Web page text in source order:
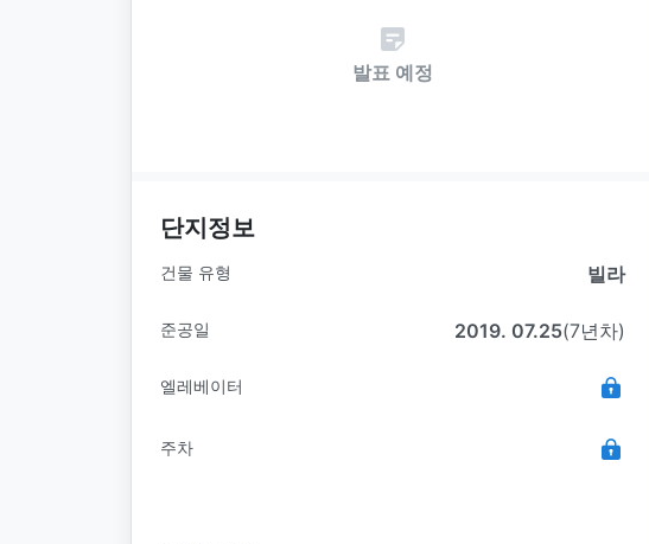
발표 예정
단지정보
건물 유형 빌라
준공일 2019. 07.25(7년차)
엘레베이터
주차